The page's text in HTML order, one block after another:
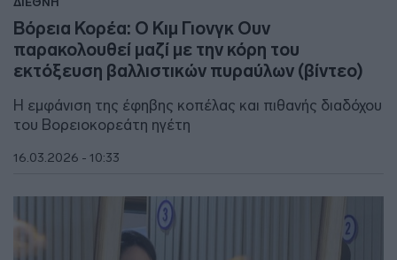
Βόρεια Κορέα: Ο Κιμ Γιονγκ Ουν
παρακολουθεί μαζί με την κόρη του
εκτόξευση βαλλιστικών πυραύλων (βίντεο)
Η εμφάνιση της έφηβης κοπέλας και πιθανής διαδόχου
του Βορειοκορεάτη ηγέτη
16.03.2026 - 10:33